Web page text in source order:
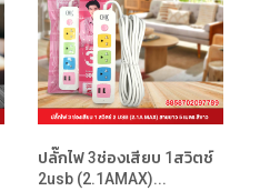
ปลั๊กไฟ 3ช่องเสียบ 1สวิตช์
2usb (2.1AMAX)...